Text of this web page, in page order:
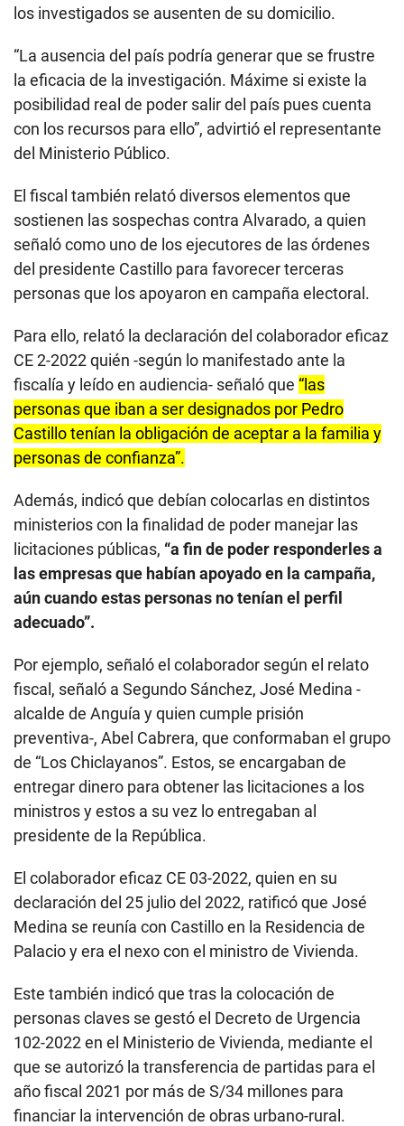
los investigados se ausenten de su domicilio.
“La ausencia del país podría generar que se frustre
la eficacia de la investigación. Máxime si existe la
posibilidad real de poder salir del país pues cuenta
con los recursos para ello”, advirtió el representante
del Ministerio Público.
El fiscal también relató diversos elementos que
sostienen las sospechas contra Alvarado, a quien
señaló como uno de los ejecutores de las órdenes
del presidente Castillo para favorecer terceras
personas que los apoyaron en campaña electoral.
Para ello, relató la declaración del colaborador eficaz
CE 2-2022 quién -según lo manifestado ante la
fiscalía y leído en audiencia- señaló que “las
personas que iban a ser designados por Pedro
Castillo tenían la obligación de aceptar a la familia y
personas de confianza”.
Además, indicó que debían colocarlas en distintos
ministerios con la finalidad de poder manejar las
licitaciones públicas, “a fin de poder responderles a
las empresas que habían apoyado en la campaña,
aún cuando estas personas no tenían el perfil
adecuado”.
Por ejemplo, señaló el colaborador según el relato
fiscal, señaló a Segundo Sánchez, José Medina -
alcalde de Anguía y quien cumple prisión
preventiva-, Abel Cabrera, que conformaban el grupo
de “Los Chiclayanos”. Estos, se encargaban de
entregar dinero para obtener las licitaciones a los
ministros y estos a su vez lo entregaban al
presidente de la República.
El colaborador eficaz CE 03-2022, quien en su
declaración del 25 julio del 2022, ratificó que José
Medina se reunía con Castillo en la Residencia de
Palacio y era el nexo con el ministro de Vivienda.
Este también indicó que tras la colocación de
personas claves se gestó el Decreto de Urgencia
102-2022 en el Ministerio de Vivienda, mediante el
que se autorizó la transferencia de partidas para el
año fiscal 2021 por más de S/34 millones para
financiar la intervención de obras urbano-rural.